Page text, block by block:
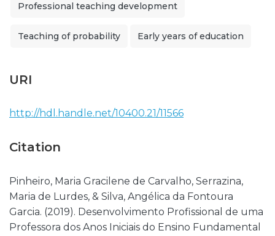
Professional teaching development
Teaching of probability Early years of education
URI
http://hdl.handle.net/10400.21/11566
Citation
Pinheiro, Maria Gracilene de Carvalho, Serrazina,
Maria de Lurdes, & Silva, Angélica da Fontoura
Garcia. (2019). Desenvolvimento Profissional de uma
Professora dos Anos Iniciais do Ensino Fundamental